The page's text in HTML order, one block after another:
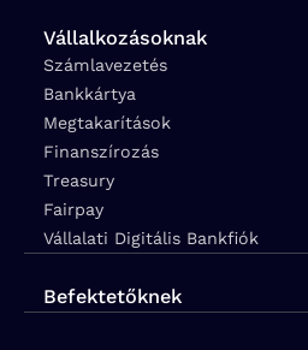
Vállalkozásoknak
Számlavezetés
Bankkártya
Megtakarítások
Finanszírozás
Treasury
Fairpay
Vállalati Digitális Bankfiók
Befektetőknek